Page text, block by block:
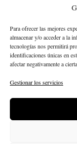
Para ofrecer las mejores
almacenar y/o acceder a la
tecnologías nos permitirá
identificaciones únicas en
afectar negativamente a
Gestionar los servicios
Hace 3
CREATOR